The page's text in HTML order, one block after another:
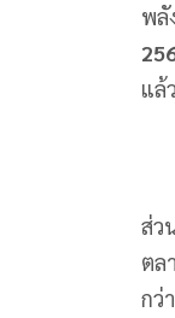
พลั
แล้
ส่ว
ตล
กว่า